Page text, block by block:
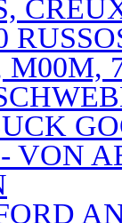
M00M,
VON